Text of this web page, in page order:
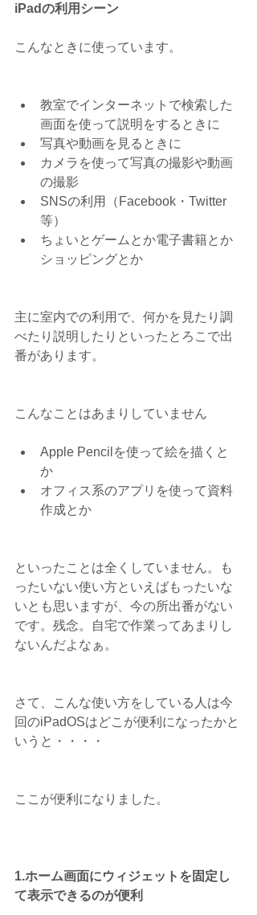
iPadの利用シーン
こんなときに使っています。
教室でインターネットで検索した
画面を使って説明をするときに
写真や動画を見るときに
カメラを使って写真の撮影や動画
の撮影
SNSの利用（Facebook・Twitter
等）
ちょいとゲームとか電子書籍とか
ショッピングとか
主に室内での利用で、何かを見たり調
べたり説明したりといったとろこで出
番があります。
こんなことはあまりしていません
Apple Pencilを使って絵を描くと
か
オフィス系のアプリを使って資料
作成とか
といったことは全くしていません。も
ったいない使い方といえばもったいな
いとも思いますが、今の所出番がない
です。残念。自宅で作業ってあまりし
ないんだよなぁ。
さて、こんな使い方をしている人は今
回のiPadOSはどこが便利になったかと
いうと・・・・
ここが便利になりました。
1.ホーム画面にウィジェットを固定し
て表示できるのが便利